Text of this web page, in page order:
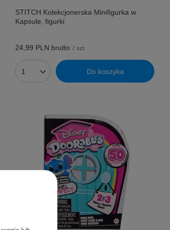
STITCH Kolekcjonerska Minifigurka w
Kapsule, figurki
24,99 PLN brutto / szt.
Do koszyka